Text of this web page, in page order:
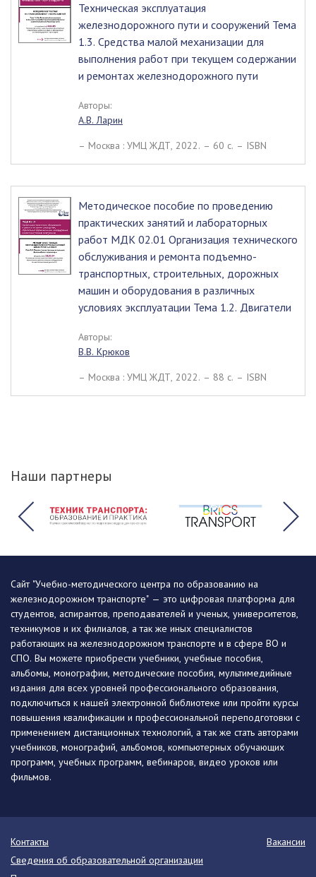
Техническая эксплуатация
железнодорожного пути и сооружений Тема
1.3. Средства малой механизации для
выполнения работ при текущем содержании
и ремонтах железнодорожного пути
Авторы:
А.В. Ларин
– Москва : УМЦ ЖДТ, 2022. – 60 c. – ISBN
Методическое пособие по проведению
практических занятий и лабораторных
работ МДК 02.01 Организация технического
обслуживания и ремонта подъемно-
транспортных, строительных, дорожных
машин и оборудования в различных
условиях эксплуатации Тема 1.2. Двигатели
Авторы:
В.В. Крюков
– Москва : УМЦ ЖДТ, 2022. – 88 c. – ISBN
Наши партнеры
Сайт "Учебно-методического центра по образованию на
железнодорожном транспорте" — это цифровая платформа для
студентов, аспирантов, преподавателей и ученых, университетов,
техникумов и их филиалов, а так же иных специалистов
работающих на железнодорожном транспорте и в сфере ВО и
СПО. Вы можете приобрести учебники, учебные пособия,
альбомы, монографии, методические пособия, мультимедийные
издания для всех уровней профессионального образования,
подключиться к нашей электронной библиотеке или пройти курсы
повышения квалификации и профессиональной переподготовки с
применением дистанционных технологий, а так же стать авторами
учебников, монографий, альбомов, компьютерных обучающих
программ, учебных программ, вебинаров, видео уроков или
фильмов.
Контакты
Вакансии
Сведения об образовательной организации